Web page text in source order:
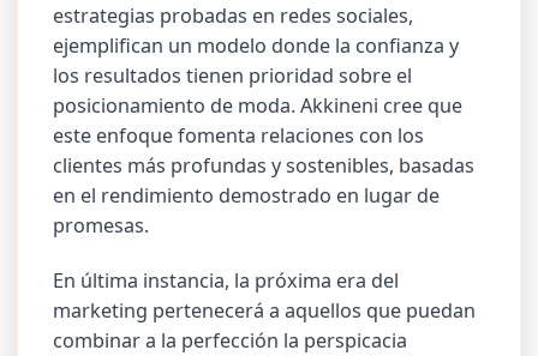
estrategias probadas en redes sociales,
ejemplifican un modelo donde la confianza y
los resultados tienen prioridad sobre el
posicionamiento de moda. Akkineni cree que
este enfoque fomenta relaciones con los
clientes más profundas y sostenibles, basadas
en el rendimiento demostrado en lugar de
promesas.
En última instancia, la próxima era del
marketing pertenecerá a aquellos que puedan
combinar a la perfección la perspicacia